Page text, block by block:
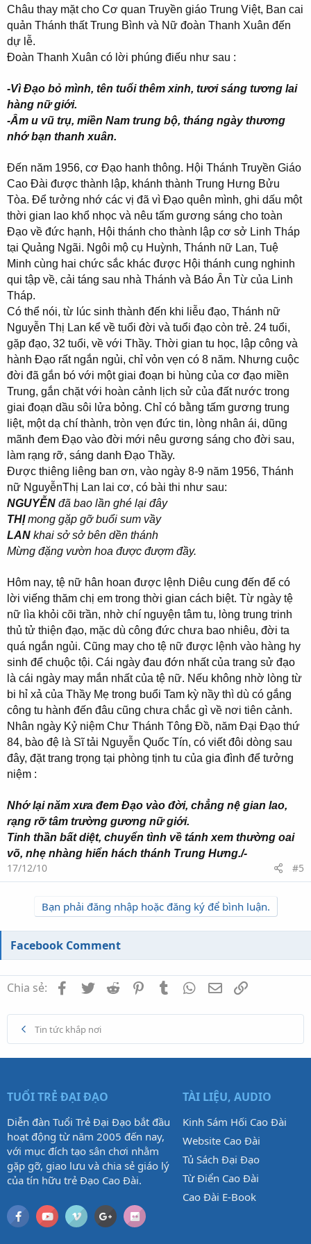
Châu thay mặt cho Cơ quan Truyền giáo Trung Việt, Ban cai
quản Thánh thất Trung Bình và Nữ đoàn Thanh Xuân đến
dự lễ.
Đoàn Thanh Xuân có lời phúng điếu như sau :
-Vì Đạo bỏ mình, tên tuổi thêm xinh, tươi sáng tương lai
hàng nữ giới.
-Âm u vũ trụ, miền Nam trung bộ, tháng ngày thương
nhớ bạn thanh xuân.
Đến năm 1956, cơ Đạo hanh thông. Hội Thánh Truyền Giáo
Cao Đài được thành lập, khánh thành Trung Hưng Bửu
Tòa. Để tưởng nhớ các vị đã vì Đạo quên mình, ghi dấu một
thời gian lao khổ nhọc và nêu tấm gương sáng cho toàn
Đạo về đức hạnh, Hội thánh cho thành lập cơ sở Linh Tháp
tại Quảng Ngãi. Ngôi mộ cụ Huỳnh, Thánh nữ Lan, Tuệ
Minh cùng hai chức sắc khác được Hội thánh cung nghinh
qui tập về, cải táng sau nhà Thánh và Báo Ân Từ của Linh
Tháp.
Có thể nói, từ lúc sinh thành đến khi liễu đạo, Thánh nữ
Nguyễn Thị Lan kể về tuổi đời và tuổi đạo còn trẻ. 24 tuổi,
gặp đạo, 32 tuổi, về với Thầy. Thời gian tu học, lập công và
hành Đạo rất ngắn ngủi, chỉ vỏn vẹn có 8 năm. Nhưng cuộc
đời đã gắn bó với một giai đoạn bi hùng của cơ đạo miền
Trung, gắn chặt với hoàn cảnh lịch sử của đất nước trong
giai đoạn dầu sôi lửa bỏng. Chỉ có bằng tấm gương trung
liệt, một dạ chí thành, tròn vẹn đức tin, lòng nhân ái, dũng
mãnh đem Đạo vào đời mới nêu gương sáng cho đời sau,
làm rạng rỡ, sáng danh Đạo Thầy.
Được thiêng liêng ban ơn, vào ngày 8-9 năm 1956, Thánh
nữ NguyễnThị Lan lai cơ, có bài thi như sau:
NGUYỄN đã bao lần ghé lại đây
THỊmong gặp gỡ buổi sum vầy
LAN khai sở sở bên dền thánh
Mừng đặng vườn hoa được đượm đầy.
Hôm nay, tệ nữ hân hoan được lệnh Diêu cung đến để có
lời viếng thăm chị em trong thời gian cách biệt. Từ ngày tệ
nữ lìa khỏi cõi trần, nhờ chí nguyện tâm tu, lòng trung trinh
thủ tử thiện đạo, mặc dù công đức chưa bao nhiêu, đời ta
quá ngắn ngủi. Cũng may cho tệ nữ được lệnh vào hàng hy
sinh để chuộc tội. Cái ngày đau đớn nhất của trang sử đạo
là cái ngày may mắn nhất của tệ nữ. Nếu không nhờ lòng từ
bi hỉ xả của Thầy Mẹ trong buổi Tam kỳ nầy thì dù có gắng
công tu hành đến đâu cũng chưa chắc gì về nơi tiên cảnh.
Nhân ngày Kỷ niệm Chư Thánh Tông Đồ, năm Đại Đạo thứ
84, bào đệ là Sĩ tải Nguyễn Quốc Tín, có viết đôi dòng sau
đây, đặt trang trọng tại phòng tịnh tu của gia đình để tưởng
niệm :
Nhớ lại năm xưa đem Đạo vào đời, chẳng nệ gian lao,
rạng rỡ tâm trường gương nữ giới.
Tinh thần bất diệt, chuyển tình về tánh xem thường oai
võ, nhẹ nhàng hiển hách thánh Trung Hưng./-
17/12/10 #5
Bạn phải đăng nhập hoặc đăng ký để bình luận.
Facebook Comment
Chia sẻ: Facebook
TwitterReddit PinterestTumblrWhatsApp
Email
Tin tức khắp nơi
TUỔI TRẺ ĐẠI ĐẠO
Diễn đàn Tuổi Trẻ Đại Đạo bắt đầu
hoạt động từ năm 2005 đến nay,
với mục đích tạo sân chơi nhằm
gặp gỡ, giao lưu và chia sẻ giáo lý
của tín hữu trẻ Đạo Cao Đài.
TÀI LIỆU, AUDIO
Kinh Sám Hối Cao Đài
Website Cao Đài
Tủ Sách Đại Đạo
Từ Điển Cao Đài
Cao Đài E-Book